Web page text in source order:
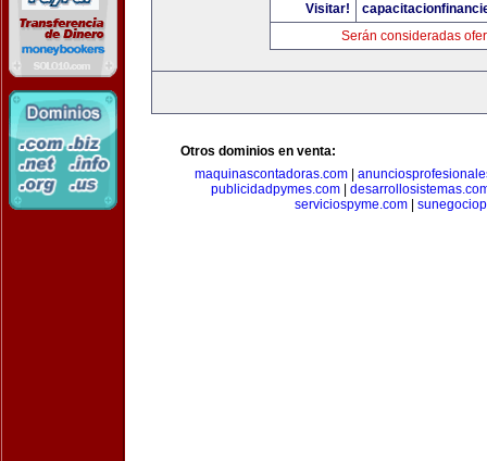
Visitar!
Serán consideradas
Otros dominios en venta:
maquinascontadoras.com|
publicidadpymes.com
serviciospyme.com|